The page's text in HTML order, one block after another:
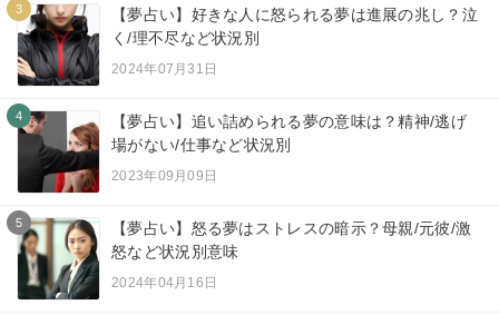
3
【夢占い】好きな人に怒られる夢は進展の兆し？泣
く/理不尽など状況別
2024年07月31日
4
【夢占い】追い詰められる夢の意味は？精神/逃げ
場がない/仕事など状況別
2023年09月09日
5
【夢占い】怒る夢はストレスの暗示？母親/元彼/激
怒など状況別意味
2024年04月16日